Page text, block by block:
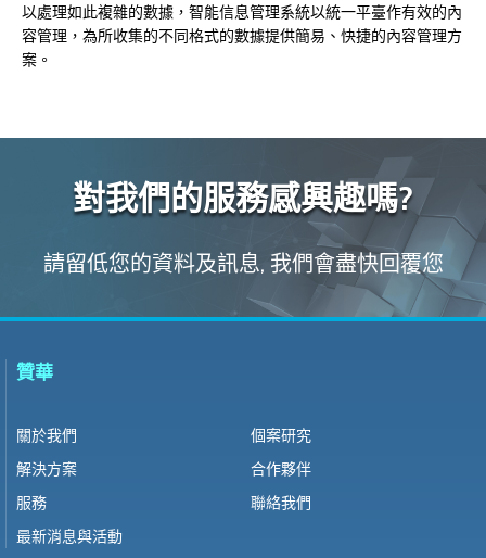
以處理如此複雜的數據，智能信息管理系統以統一平臺作有效的內
容管理，為所收集的不同格式的數據提供簡易、快捷的內容管理方
案。
對我們的服務感興趣嗎?
請留低您的資料及訊息, 我們會盡快回覆您
贊華
關於我們
解決方案
服務
最新消息與活動
個案研究
合作夥伴
聯絡我們